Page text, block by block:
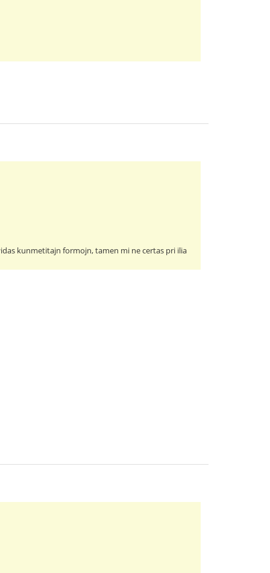
kunmetitajn formojn, tamen mi ne certas pri ilia